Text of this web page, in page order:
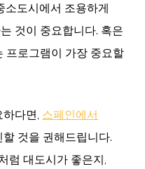
소도시에서 조용하게
것이 중요합니다. 혹은
프로그램이 가장 중요할
다면, 스페인에서
할 것을 권해드립니다.
럼 대도시가 좋은지,